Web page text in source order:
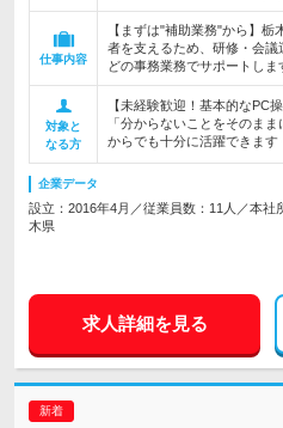
仕事内容
【まずは"補助業務"から】
者を支えるため、研修・会
どの事務業務でサポートしま
対象と
なる方
【未経験歓迎！基本的なPC
「分からないことをそのま
からでも十分に活躍できます
企業データ
設立：2016年4月／従業員数：11人／本社
木県
求人詳細を見る